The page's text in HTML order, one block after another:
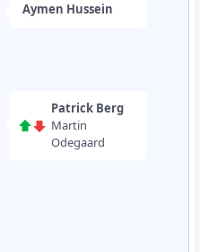
Aymen Hussein
Patrick Berg
Martin
Odegaard